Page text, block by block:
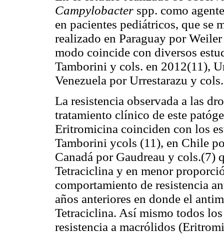
Campylobacter spp. como
en pacientes pediátricos, que se
realizado en Paraguay por
modo coincide con diversos
Tamborini y cols. en 2012(11),
Venezuela por Urrestarazu y
La resistencia observada a las
tratamiento clínico de este
Eritromicina coinciden con los
Tamborini ycols (11), en Chile
Canadá por Gaudreau y cols.(7)
Tetraciclina y en menor
comportamiento de resistencia
años anteriores en donde el
Tetraciclina. Así mismo todos
resistencia a macrólidos